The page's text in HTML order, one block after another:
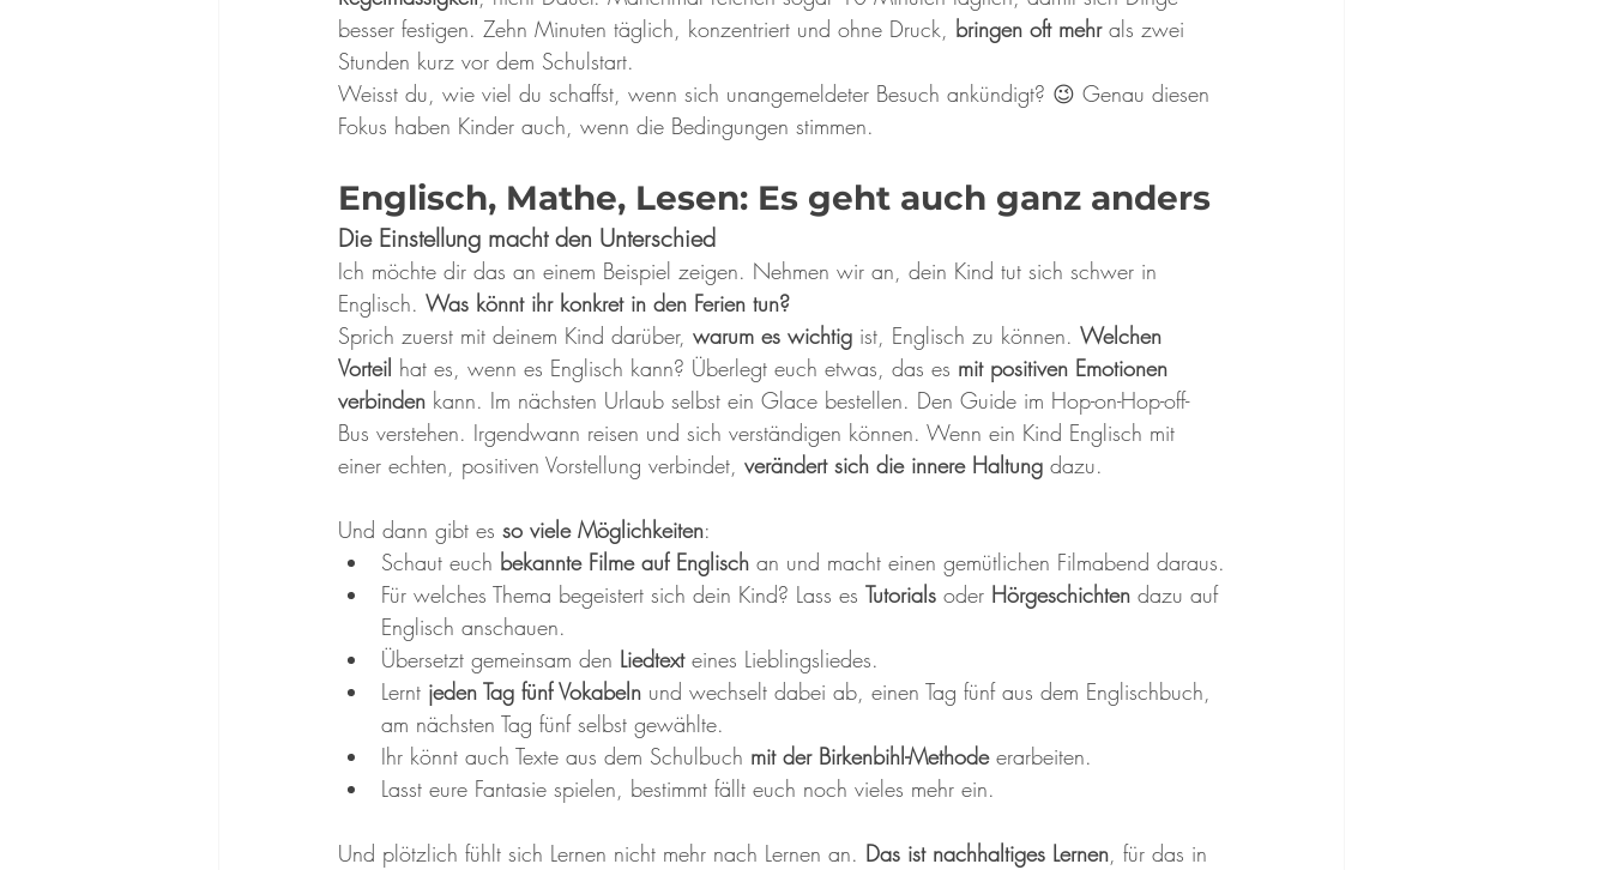
besser festigen. Zehn Minuten täglich, konzentriert und ohne Druck, bringen oft mehr als zwei
Stunden kurz vor dem Schulstart.
Weisst du, wie viel du schaffst, wenn sich unangemeldeter Besuch ankündigt? 😉 Genau diesen
Fokus haben Kinder auch, wenn die Bedingungen stimmen.
Englisch, Mathe, Lesen: Es geht auch ganz anders
Die Einstellung macht den Unterschied
Ich möchte dir das an einem Beispiel zeigen. Nehmen wir an, dein Kind tut sich schwer in
Englisch. Was könnt ihr konkret in den Ferien tun?
Sprich zuerst mit deinem Kind darüber, warum es wichtig ist, Englisch zu können. Welchen
Vorteil hat es, wenn es Englisch kann? Überlegt euch etwas, das es mit positiven Emotionen
verbinden kann. Im nächsten Urlaub selbst ein Glace bestellen. Den Guide im Hop-on-Hop-off-
Bus verstehen. Irgendwann reisen und sich verständigen können. Wenn ein Kind Englisch mit
einer echten, positiven Vorstellung verbindet, verändert sich die innere Haltung dazu.
Und dann gibt es so viele Möglichkeiten:
Schaut euch bekannte Filme auf Englisch an und macht einen gemütlichen Filmabend daraus.
Für welches Thema begeistert sich dein Kind? Lass es Tutorials oder Hörgeschichten dazu auf
Englisch anschauen.
Übersetzt gemeinsam den Liedtext eines Lieblingsliedes.
Lernt jeden Tag fünf Vokabeln und wechselt dabei ab, einen Tag fünf aus dem Englischbuch,
am nächsten Tag fünf selbst gewählte.
Ihr könnt auch Texte aus dem Schulbuch mit der Birkenbihl-Methode erarbeiten.
Lasst eure Fantasie spielen, bestimmt fällt euch noch vieles mehr ein.
Und plötzlich fühlt sich Lernen nicht mehr nach Lernen an. Das ist nachhaltiges Lernen, für das in